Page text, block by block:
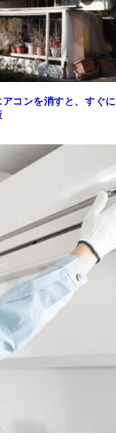
コンを消すと、すぐに